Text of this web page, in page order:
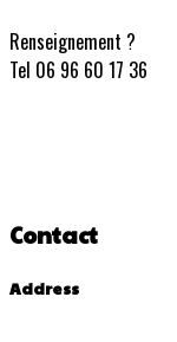
Renseignement ?
Tel 06 96 60 17 36
Contact
Address